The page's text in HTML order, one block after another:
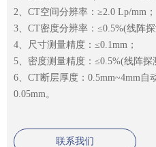
2、CT空间分辨率：≥2.0 Lp/mm；
3、CT密度分辨率：≤0.5%(线阵
4、尺寸测量精度：≤0.1mm；
5、密度测量精度：≤0.5%(线阵探
6、CT断层厚度：0.5mm~4mm
0.05mm。
联系我们